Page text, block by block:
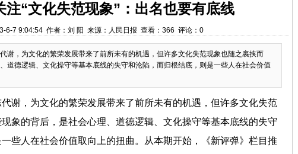
注“文化失范现象”：出名也要有底线
6-7 9:04:54 作者：刘 阳 来源：人民日报 查看： 366 评论： 0
谢，为文化的繁荣发展带来了前所未有的机遇，但许多文化失范现象也随之裹挟而
道德逻辑、文化操守等基本底线的失守和沦陷，而归根结底，则是一些人在社会价值
谢，为文化的繁荣发展带来了前所未有的机遇，但许多文化失范
象的背后，是社会心理、道德逻辑、文化操守等基本底线的失守
些人在社会价值取向上的扭曲。从本期开始，《新评弹》栏目推